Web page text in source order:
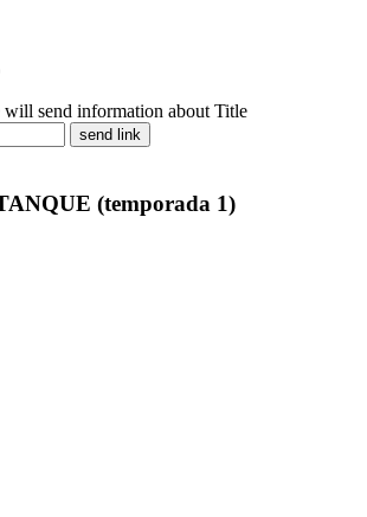
send information about Title
send link
(temporada 1)